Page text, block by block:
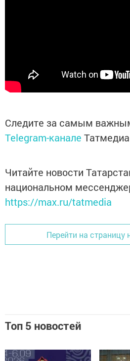
Следите за самым
Telegram-канале Татмедиа
Читайте новости
национальном
https://max.ru/tatmedia
Перейти на страницу
Топ 5 новостей